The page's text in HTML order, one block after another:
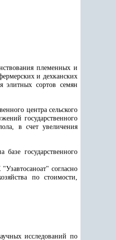
племенных и
и дехканских
элитных сортов семян
центра сельского
государственного
в счет увеличения
государственного
согласно
по стоимости,
исследований по